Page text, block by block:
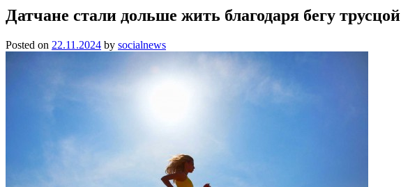
Датчане стали дольше жить благодаря бегу трусцой
Posted on 22.11.2024 by socialnews